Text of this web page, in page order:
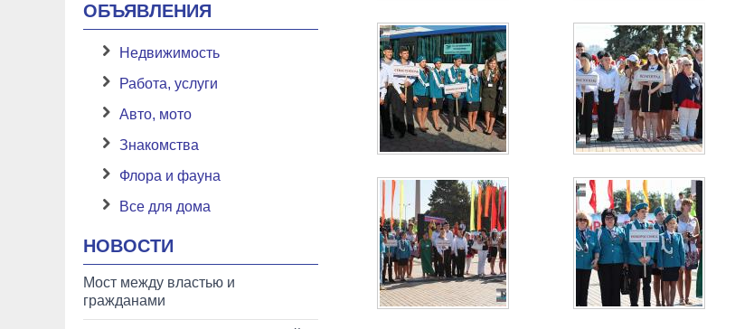
ОБЪЯВЛЕНИЯ
Недвижимость
Работа, услуги
Авто, мото
Знакомства
Флора и фауна
Все для дома
НОВОСТИ
Мост между властью и
гражданами